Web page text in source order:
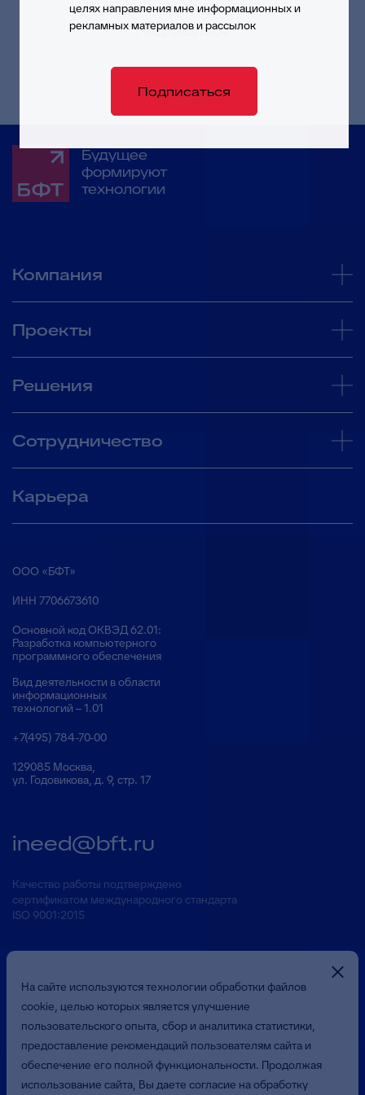
Подписаться
Будущее
формируют
технологии
Компания
Проекты
Решения
Сотрудничество
Карьера
ООО «БФТ»
ИНН 7706673610
Основной код ОКВЭД 62.01:
Разработка компьютерного
программного обеспечения
Вид деятельности в области
информационных
технологий – 1.01
+7(495) 784-70-00
129085 Москва,
ул. Годовикова, д. 9, стр. 17
ineed@bft.ru
Качество работы подтверждено
сертификатом международного стандарта
ISO 9001:2015
Презентация о Компании
целях направления мне информационных и
рекламных материалов и рассылок
Подписаться
На сайте используются технологии обработки файлов
cookie, целью которых является улучшение
пользовательского опыта, сбор и аналитика статистики,
предоставление рекомендаций пользователям сайта и
обеспечение его полной функциональности. Продолжая
использование сайта, Вы даете согласие на обработку